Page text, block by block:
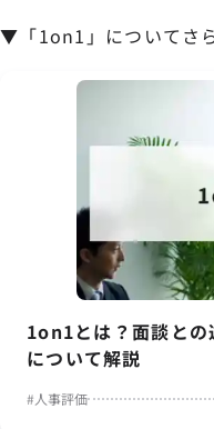
▼「1on1」についてさ
1on1とは？面談と
について解説
#人事評価